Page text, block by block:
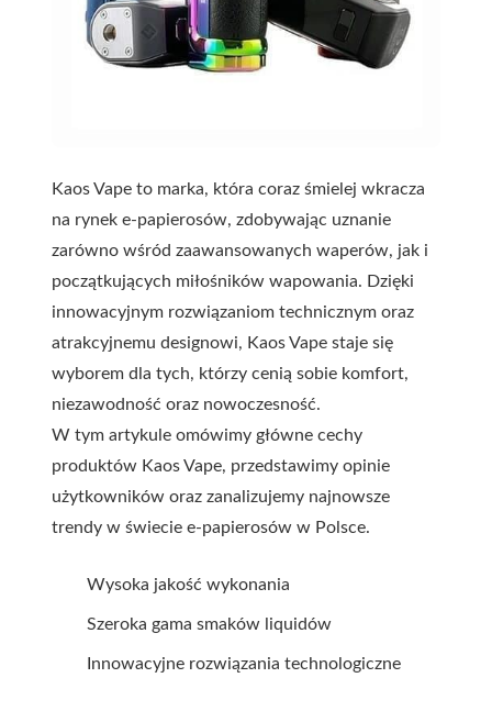
Kaos Vape to marka, która coraz śmielej wkracza
na rynek e-papierosów, zdobywając uznanie
zarówno wśród zaawansowanych waperów, jak i
początkujących miłośników wapowania. Dzięki
innowacyjnym rozwiązaniom technicznym oraz
atrakcyjnemu designowi, Kaos Vape staje się
wyborem dla tych, którzy cenią sobie komfort,
niezawodność oraz nowoczesność.
W tym artykule omówimy główne cechy
produktów Kaos Vape, przedstawimy opinie
użytkowników oraz zanalizujemy najnowsze
trendy w świecie e-papierosów w Polsce.
Wysoka jakość wykonania
Szeroka gama smaków liquidów
Innowacyjne rozwiązania technologiczne